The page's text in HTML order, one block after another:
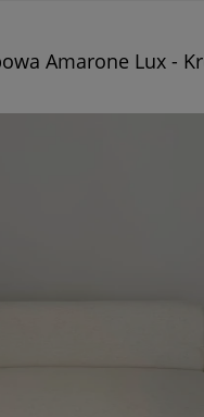
Amarone Lux -